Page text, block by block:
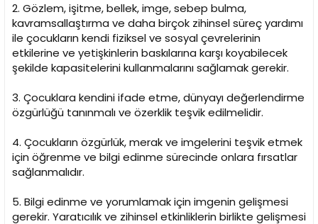
2. Gözlem, işitme, bellek, imge, sebep bulma,
kavramsallaştırma ve daha birçok zihinsel süreç yardımı
ile çocukların kendi fiziksel ve sosyal çevrelerinin
etkilerine ve yetişkinlerin baskılarına karşı koyabilecek
şekilde kapasitelerini kullanmalarını sağlamak gerekir.
3. Çocuklara kendini ifade etme, dünyayı değerlendirme
özgürlüğü tanınmalı ve özerklik teşvik edilmelidir.
4. Çocukların özgürlük, merak ve imgelerini teşvik etmek
için öğrenme ve bilgi edinme sürecinde onlara fırsatlar
sağlanmalıdır.
5. Bilgi edinme ve yorumlamak için imgenin gelişmesi
gerekir. Yaratıcılık ve zihinsel etkinliklerin birlikte gelişmesi